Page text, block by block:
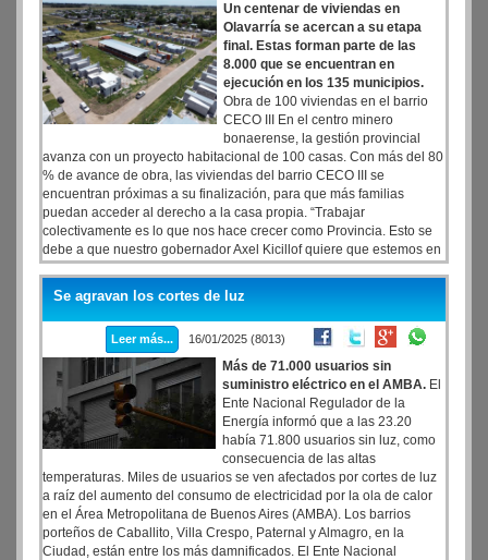
Un centenar de viviendas en
Olavarría se acercan a su etapa
final. Estas forman parte de las
8.000 que se encuentran en
ejecución en los 135 municipios.
Obra de 100 viviendas en el barrio
CECO III En el centro minero
bonaerense, la gestión provincial
avanza con un proyecto habitacional de 100 casas. Con más del 80
% de avance de obra, las viviendas del barrio CECO III se
encuentran próximas a su finalización, para que más familias
puedan acceder al derecho a la casa propia. “Trabajar
colectivamente es lo que nos hace crecer como Provincia. Esto se
debe a que nuestro gobernador Axel Kicillof quiere que estemos en
constante articulación con los municipios y con las distintas
entidades que buscan mejorar la calidad de vida de las personas”,
aseguró la ministra Batakis.
Se agravan los cortes de luz
Leer más... 16/01/2025 (8013)
Más de 71.000 usuarios sin
suministro eléctrico en el AMBA. El
Ente Nacional Regulador de la
Energía informó que a las 23.20
había 71.800 usuarios sin luz, como
consecuencia de las altas
temperaturas. Miles de usuarios se ven afectados por cortes de luz
a raíz del aumento del consumo de electricidad por la ola de calor
en el Área Metropolitana de Buenos Aires (AMBA). Los barrios
porteños de Caballito, Villa Crespo, Paternal y Almagro, en la
Ciudad, están entre los más damnificados. El Ente Nacional